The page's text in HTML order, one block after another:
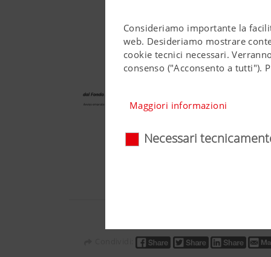
Consideriamo importante la
web. Desideriamo mostrare
cookie tecnici necessari.
consenso ("Acconsento a tutti").
Necessari
rappresentarlo in modo
anche la corretta
Maggiori informazioni
Maggiori informazioni
Necessari